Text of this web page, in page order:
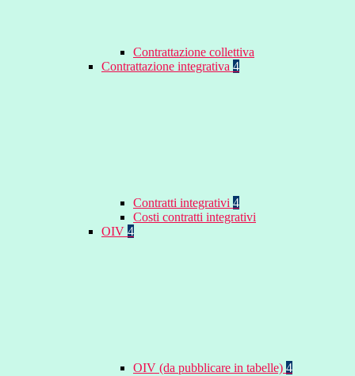
Contrattazione collettiva
Contrattazione integrativa 4
Contratti integrativi 4
Costi contratti integrativi
OIV 4
OIV (da pubblicare in tabelle) 4